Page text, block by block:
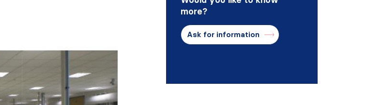
more?
Ask for information